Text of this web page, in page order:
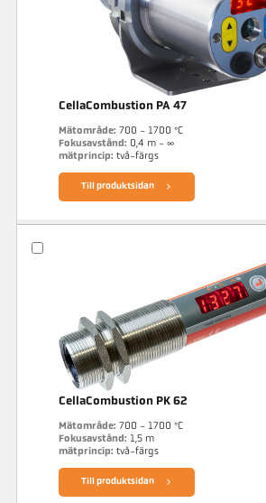
CellaCombustion PA 47
Mätområde: 700 - 1700 °C
Fokusavstånd: 0,4 m - ∞
mätprincip: två-färgs
Till produktsidan
CellaCombustion PK 62
Mätområde: 700 - 1700 °C
Fokusavstånd: 1,5 m
mätprincip: två-färgs
Till produktsidan